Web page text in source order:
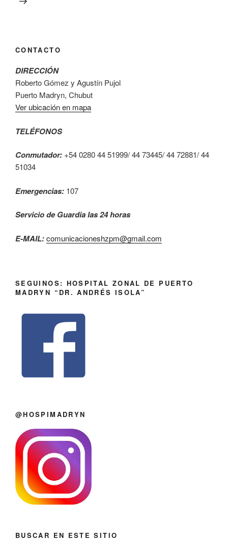
CONTACTO
DIRECCIÓN
Roberto Gómez y Agustín Pujol
Puerto Madryn, Chubut
Ver ubicación en mapa
TELÉFONOS
Conmutador: +54 0280 44 51999/ 44 73445/ 44 72881/ 44
51034
Emergencias: 107
Servicio de Guardia las 24 horas
E-MAIL:comunicacioneshzpm@gmail.com
SEGUINOS: HOSPITAL ZONAL DE PUERTO
MADRYN “DR. ANDRÉS ISOLA”
@HOSPIMADRYN
BUSCAR EN ESTE SITIO